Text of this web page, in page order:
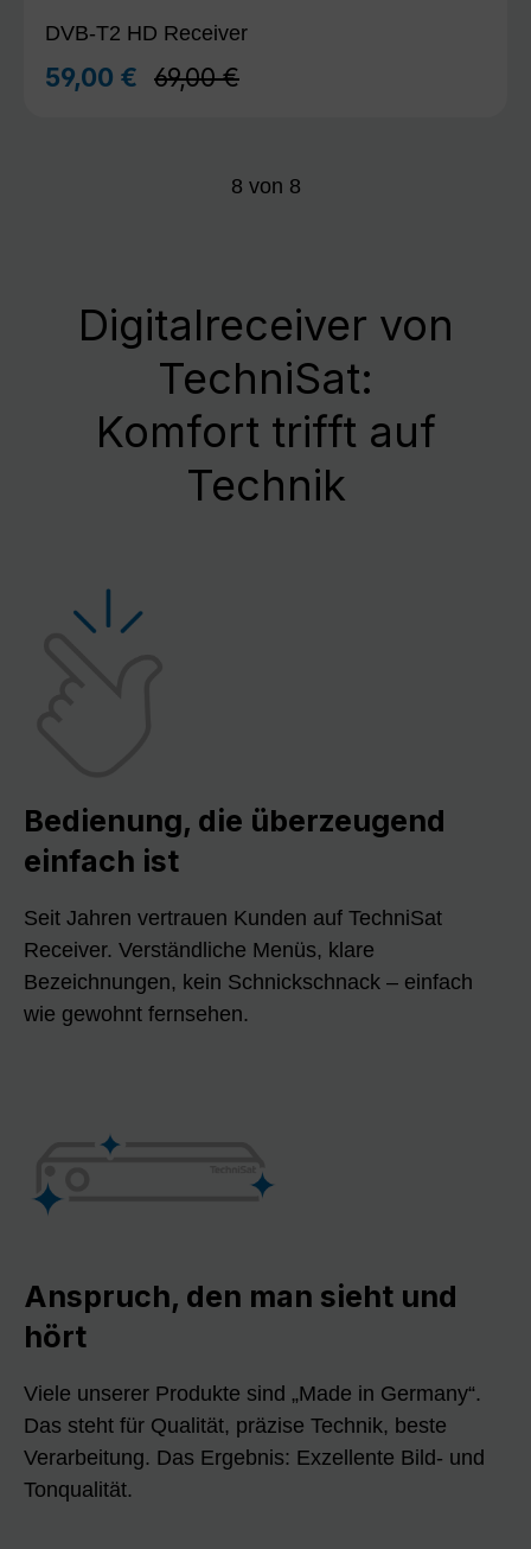
DVB-T2 HD Receiver
Verkaufspreis:
59,00 € Regulärer Preis:
69,00 €
8 von 8
Digitalreceiver von
TechniSat:
Komfort trifft auf
Technik
Bedienung, die überzeugend
einfach ist
Seit Jahren vertrauen Kunden auf TechniSat
Receiver. Verständliche Menüs, klare
Bezeichnungen, kein Schnickschnack – einfach
wie gewohnt fernsehen.
Anspruch, den man sieht und
hört
Viele unserer Produkte sind „Made in Germany“.
Das steht für Qualität, präzise Technik, beste
Verarbeitung. Das Ergebnis: Exzellente Bild- und
Tonqualität.